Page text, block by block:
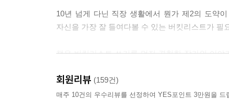
10년 넘게 다닌 직장 생활에서 뭔가 제2의 도약
자신을 가장 잘 들여다볼 수 있는 버킷리스트가 필
책은 버킷리스트 쓰기를 먼저 경험한 작가의 이
책에는 작가의 이 같은 경험담 이외에도 여러 사람
회원리뷰 (159건)
매주 10건의 우수리뷰를 선정하여 YES포인트 3만원을 드